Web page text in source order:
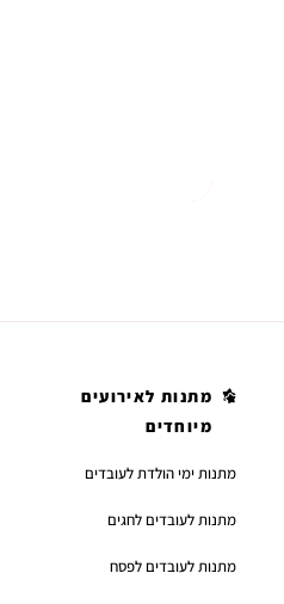
מתנות לאירועים
מיוחדים
מתנות ימי הולדת לעובדים
מתנות לעובדים לחגים
מתנות לעובדים לפסח